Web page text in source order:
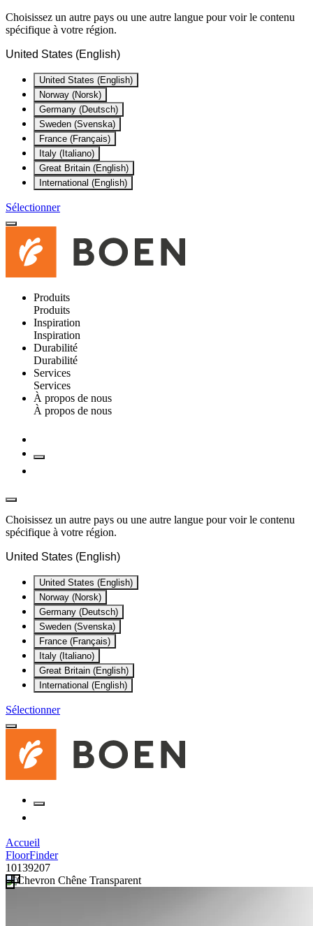
Choisissez un autre pays ou une autre langue pour voir le contenu
spécifique à votre région.
United States (English)
United States (English)
Norway (Norsk)
Germany (Deutsch)
Sweden (Svenska)
France (Français)
Italy (Italiano)
Great Britain (English)
International (English)
Sélectionner
Produits
Produits
Inspiration
Inspiration
Durabilité
Durabilité
Services
Services
À propos de nous
À propos de nous
Choisissez un autre pays ou une autre langue pour voir le contenu
spécifique à votre région.
United States (English)
United States (English)
Norway (Norsk)
Germany (Deutsch)
Sweden (Svenska)
France (Français)
Italy (Italiano)
Great Britain (English)
International (English)
Sélectionner
Accueil
FloorFinder
10139207